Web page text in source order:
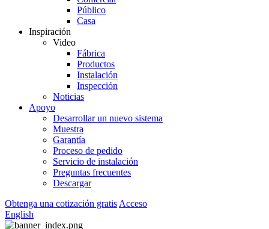
Público
Casa
Inspiración
Video
Fábrica
Productos
Instalación
Inspección
Noticias
Apoyo
Desarrollar un nuevo sistema
Muestra
Garantía
Proceso de pedido
Servicio de instalación
Preguntas frecuentes
Descargar
Obtenga una cotización gratis Acceso
English